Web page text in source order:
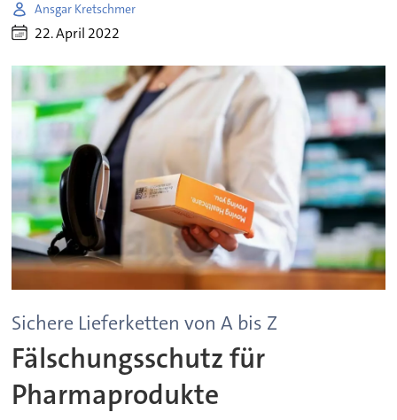
Ansgar Kretschmer
22. April 2022
Sichere Lieferketten von A bis Z
Fälschungsschutz für
Pharmaprodukte